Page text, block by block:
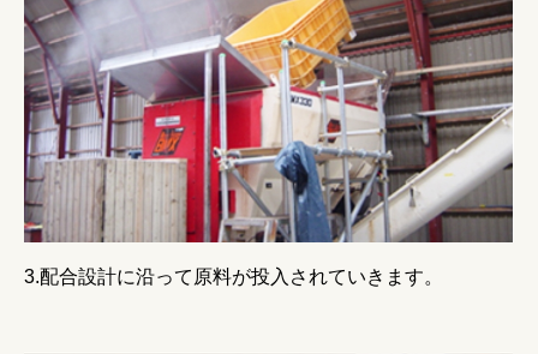
配合設計に沿って原料が投入されていきます。